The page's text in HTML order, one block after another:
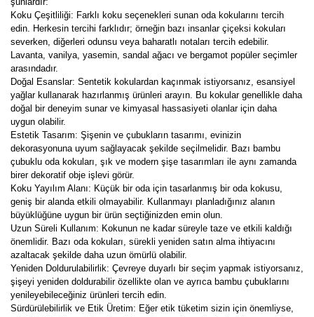
Koku Çeşitliliği: Farklı koku seçenekleri sunan oda kokularını tercih
edin. Herkesin tercihi farklıdır; örneğin bazı insanlar çiçeksi kokuları
severken, diğerleri odunsu veya baharatlı notaları tercih edebilir.
Lavanta, vanilya, yasemin, sandal ağacı ve bergamot popüler seçimler
arasındadır.
Doğal Esanslar: Sentetik kokulardan kaçınmak istiyorsanız, esansiyel
yağlar kullanarak hazırlanmış ürünleri arayın. Bu kokular genellikle daha
doğal bir deneyim sunar ve kimyasal hassasiyeti olanlar için daha
uygun olabilir.
Estetik Tasarım: Şişenin ve çubukların tasarımı, evinizin
dekorasyonuna uyum sağlayacak şekilde seçilmelidir. Bazı bambu
çubuklu oda kokuları, şık ve modern şişe tasarımları ile aynı zamanda
birer dekoratif obje işlevi görür.
Koku Yayılım Alanı: Küçük bir oda için tasarlanmış bir oda kokusu,
geniş bir alanda etkili olmayabilir. Kullanmayı planladığınız alanın
büyüklüğüne uygun bir ürün seçtiğinizden emin olun.
Uzun Süreli Kullanım: Kokunun ne kadar süreyle taze ve etkili kaldığı
önemlidir. Bazı oda kokuları, sürekli yeniden satın alma ihtiyacını
azaltacak şekilde daha uzun ömürlü olabilir.
Yeniden Doldurulabilirlik: Çevreye duyarlı bir seçim yapmak istiyorsanız,
şişeyi yeniden doldurabilir özellikte olan ve ayrıca bambu çubuklarını
yenileyebileceğiniz ürünleri tercih edin.
Sürdürülebilirlik ve Etik Üretim: Eğer etik tüketim sizin için önemliyse,